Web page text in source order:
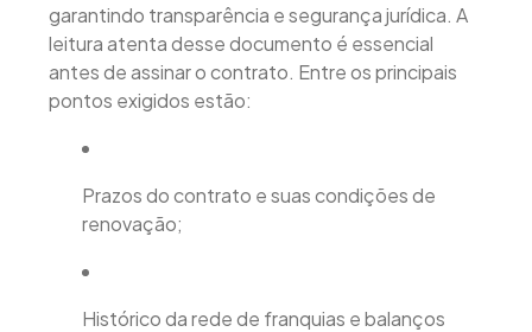
garantindo transparência e segurança jurídica. A
leitura atenta desse documento é essencial
antes de assinar o contrato. Entre os principais
pontos exigidos estão:
Prazos do contrato e suas condições de
renovação;
Histórico da rede de franquias e balanços